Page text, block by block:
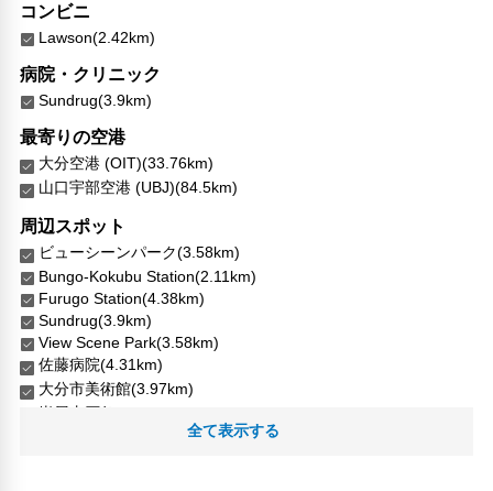
コンビニ
Lawson(2.42km)
病院・クリニック
Sundrug(3.9km)
最寄りの空港
大分空港 (OIT)(33.76km)
山口宇部空港 (UBJ)(84.5km)
周辺スポット
ビューシーンパーク(3.58km)
Bungo-Kokubu Station(2.11km)
Furugo Station(4.38km)
Sundrug(3.9km)
View Scene Park(3.58km)
佐藤病院(4.31km)
大分市美術館(3.97km)
岩屋寺石仏(4.39km)
梼原八幡神社(2.98km)全て表示する